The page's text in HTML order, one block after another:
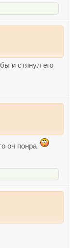
и стянул его
оч понра